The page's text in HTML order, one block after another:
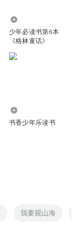
少年必读书第6本
《格林童话》
书香少年乐读书
我要观山海